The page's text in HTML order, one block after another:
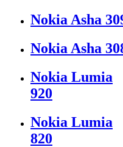
Nokia Asha
Nokia Asha
Nokia Lumia
920
Nokia Lumia
820